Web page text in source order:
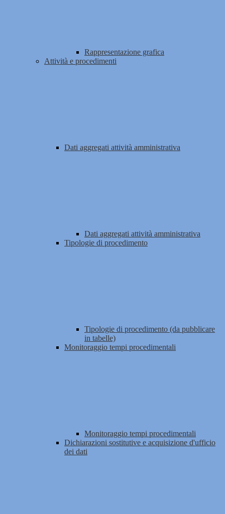
Rappresentazione grafica
Attività e procedimenti
Dati aggregati attività amministrativa
Dati aggregati attività amministrativa
Tipologie di procedimento
Tipologie di procedimento (da pubblicare
in tabelle)
Monitoraggio tempi procedimentali
Monitoraggio tempi procedimentali
Dichiarazioni sostitutive e acquisizione d'ufficio
dei dati